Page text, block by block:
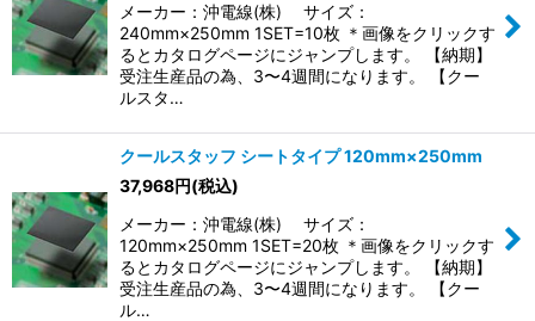
メーカー：沖電線(株) サイズ：
240mm×250mm 1SET=10枚 ＊画像をクリックす
るとカタログページにジャンプします。 【納期】
受注生産品の為、3〜4週間になります。 【クー
ルスタ…
クールスタッフ シートタイプ 120mm×250mm
37,968円(税込)
メーカー：沖電線(株) サイズ：
120mm×250mm 1SET=20枚 ＊画像をクリックす
るとカタログページにジャンプします。 【納期】
受注生産品の為、3〜4週間になります。 【クー
ル…